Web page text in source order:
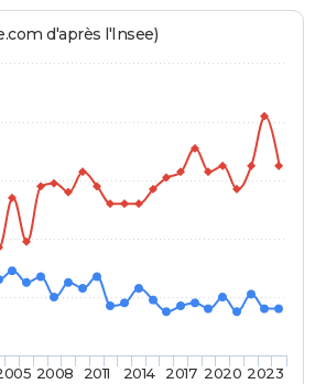
d'après l'Insee)
2008 2011 2014 2017 2020 2023